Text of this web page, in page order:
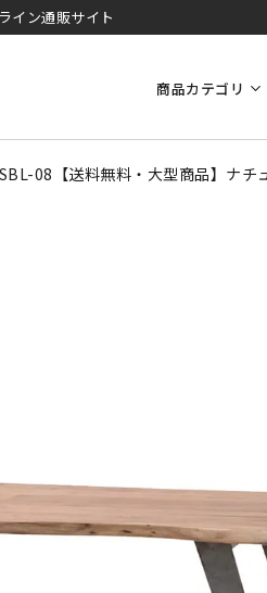
イン通販サイト
商品カテゴリ
08【送料無料・大型商品】ナチ